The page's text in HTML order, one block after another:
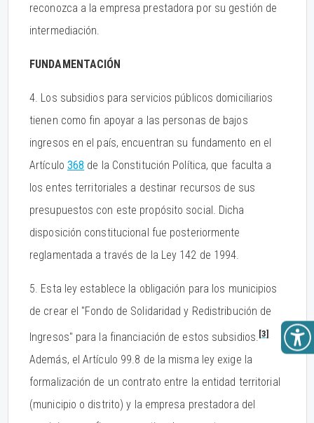
reconozca a la empresa prestadora por su gestión de
intermediación.
FUNDAMENTACIÓN
4. Los subsidios para servicios públicos domiciliarios
tienen como fin apoyar a las personas de bajos
ingresos en el país, encuentran su fundamento en el
Artículo 368 de la Constitución Política, que faculta a
los entes territoriales a destinar recursos de sus
presupuestos con este propósito social. Dicha
disposición constitucional fue posteriormente
reglamentada a través de la Ley 142 de 1994.
5. Esta ley establece la obligación para los municipios
de crear el "Fondo de Solidaridad y Redistribución de
Ingresos" para la financiación de estos subsidios.[3]
Además, el Artículo 99.8 de la misma ley exige la
formalización de un contrato entre la entidad territorial
(municipio o distrito) y la empresa prestadora del